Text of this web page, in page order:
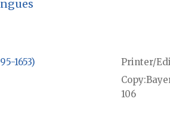
1653) Printer/
Copy
106